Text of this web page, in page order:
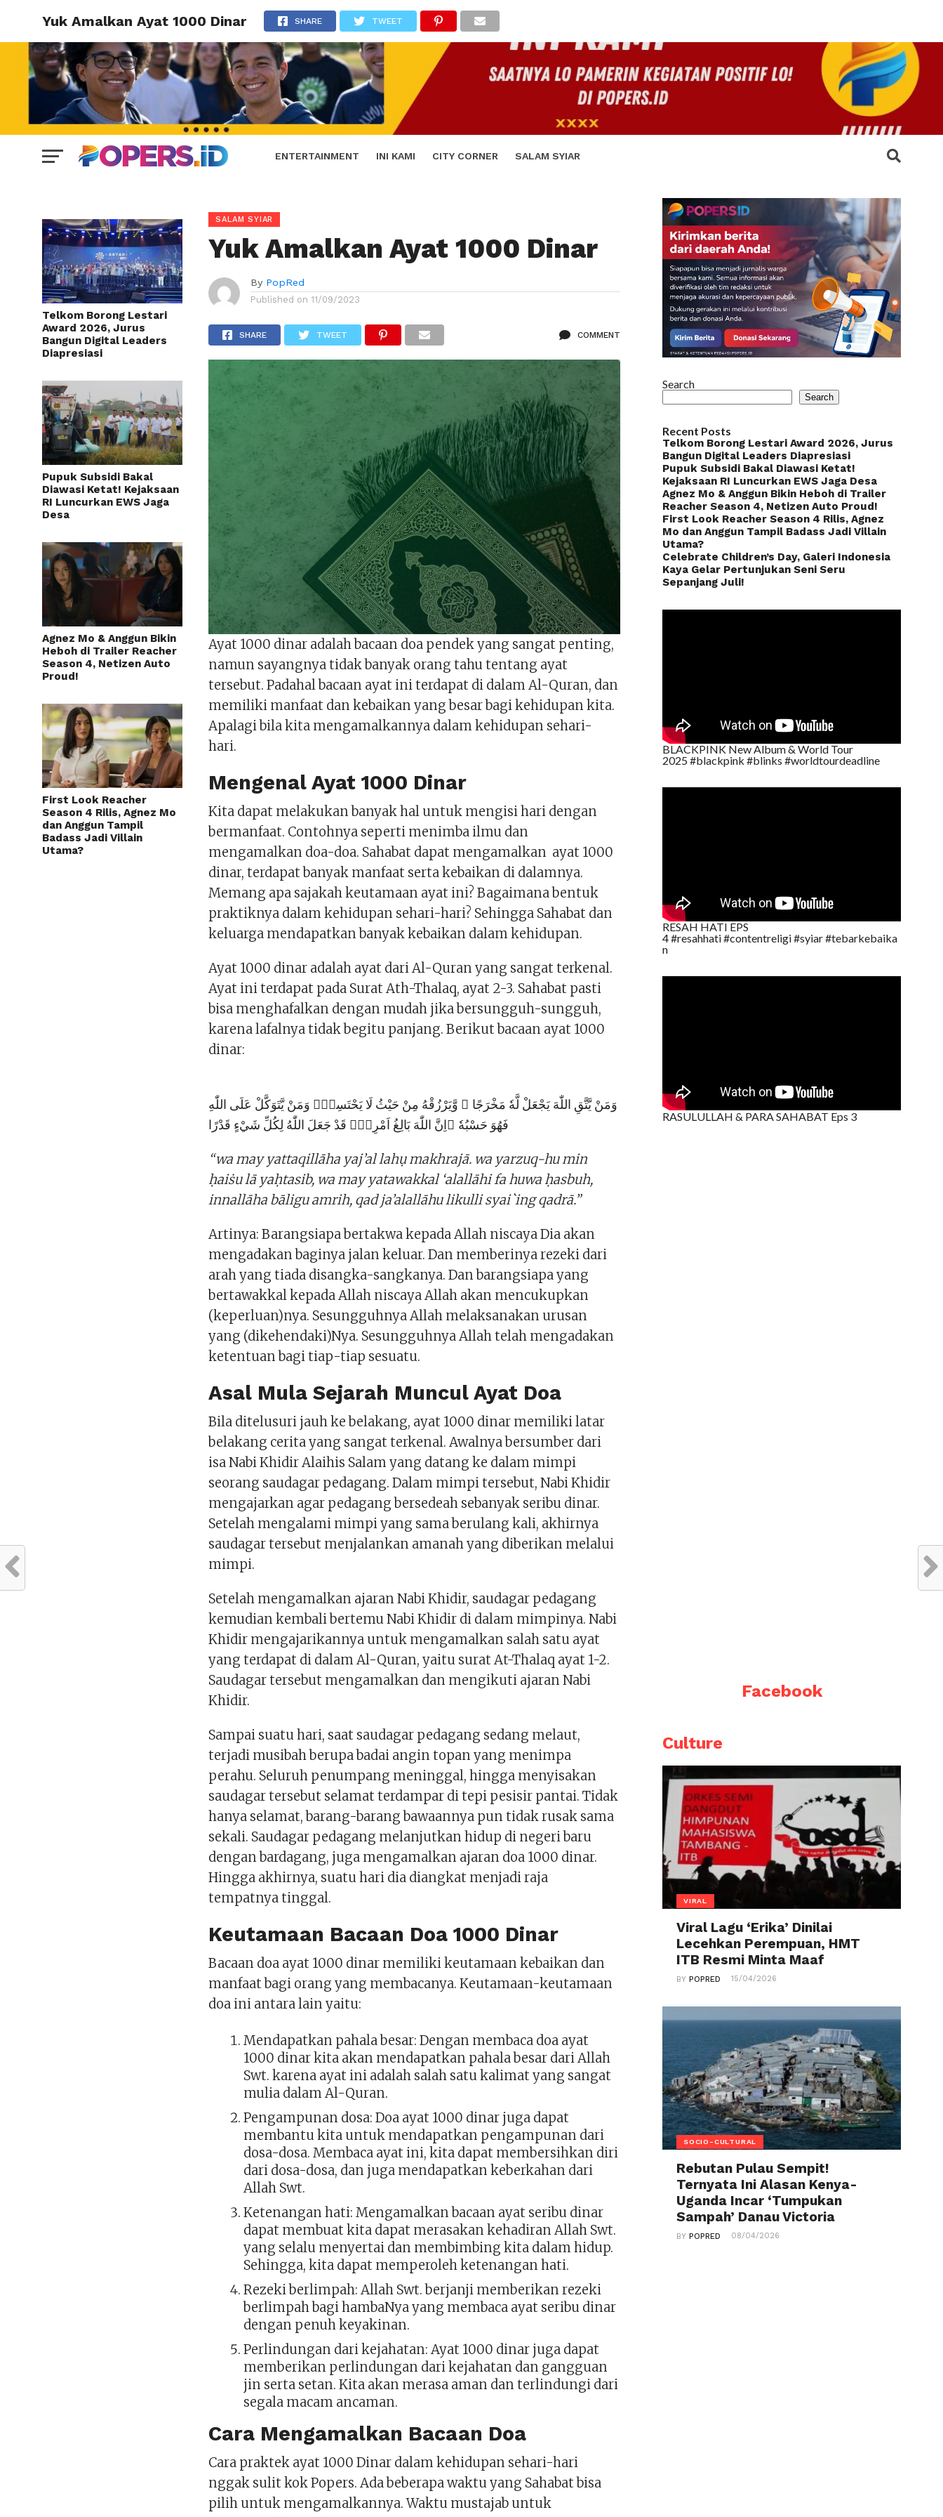
ENTERTAINMENT INI KAMI CITY CORNER SALAM SYIAR
Yuk Amalkan Ayat 1000 Dinar SHARE TWEET
Telkom Borong Lestari
Award 2026, Jurus
Bangun Digital Leaders
Diapresiasi
Pupuk Subsidi Bakal
Diawasi Ketat! Kejaksaan
RI Luncurkan EWS Jaga
Desa
Agnez Mo & Anggun Bikin
Heboh di Trailer Reacher
Season 4, Netizen Auto
Proud!
First Look Reacher
Season 4 Rilis, Agnez Mo
dan Anggun Tampil
Badass Jadi Villain
Utama?
SALAM SYIAR
Yuk Amalkan Ayat 1000 Dinar
By PopRed
Published on 11/09/2023
SHARE TWEET COMMENT
Ayat 1000 dinar adalah bacaan doa pendek yang sangat penting,
namun sayangnya tidak banyak orang tahu tentang ayat
tersebut. Padahal bacaan ayat ini terdapat di dalam Al-Quran, dan
memiliki manfaat dan kebaikan yang besar bagi kehidupan kita.
Apalagi bila kita mengamalkannya dalam kehidupan sehari-
hari.
Mengenal Ayat 1000 Dinar
Kita dapat melakukan banyak hal untuk mengisi hari dengan
bermanfaat. Contohnya seperti menimba ilmu dan
mengamalkan doa-doa. Sahabat dapat mengamalkan ayat 1000
dinar, terdapat banyak manfaat serta kebaikan di dalamnya.
Memang apa sajakah keutamaan ayat ini? Bagaimana bentuk
praktiknya dalam kehidupan sehari-hari? Sehingga Sahabat dan
keluarga mendapatkan banyak kebaikan dalam kehidupan.
Ayat 1000 dinar adalah ayat dari Al-Quran yang sangat terkenal.
Ayat ini terdapat pada Surat Ath-Thalaq, ayat 2-3. Sahabat pasti
bisa menghafalkan dengan mudah jika bersungguh-sungguh,
karena lafalnya tidak begitu panjang. Berikut bacaan ayat 1000
dinar:
وَمَنْ يَّتَّقِ اللّٰهَ يَجْعَلْ لَّهٗ مَخْرَجًا ۙ وَّيَرْزُقْهُ مِنْ حَيْثُ لَا يَحْتَسِبُۗ وَمَنْ يَّتَوَكَّلْ عَلَى اللّٰهِ
فَهُوَ حَسْبُهٗ ۗاِنَّ اللّٰهَ بَالِغُ اَمْرِهٖۗ قَدْ جَعَلَ اللّٰهُ لِكُلِّ شَيْءٍ قَدْرًا
“wa may yattaqillāha yaj’al lahụ makhrajā. wa yarzuq-hu min
ḥaiṡu lā yaḥtasib, wa may yatawakkal ‘alallāhi fa huwa ḥasbuh,
innallāha bāligu amrih, qad ja’alallāhu likulli syai`ing qadrā.”
Artinya: Barangsiapa bertakwa kepada Allah niscaya Dia akan
mengadakan baginya jalan keluar. Dan memberinya rezeki dari
arah yang tiada disangka-sangkanya. Dan barangsiapa yang
bertawakkal kepada Allah niscaya Allah akan mencukupkan
(keperluan)nya. Sesungguhnya Allah melaksanakan urusan
yang (dikehendaki)Nya. Sesungguhnya Allah telah mengadakan
ketentuan bagi tiap-tiap sesuatu.
Asal Mula Sejarah Muncul Ayat Doa
Bila ditelusuri jauh ke belakang, ayat 1000 dinar memiliki latar
belakang cerita yang sangat terkenal. Awalnya bersumber dari
isa Nabi Khidir Alaihis Salam yang datang ke dalam mimpi
seorang saudagar pedagang. Dalam mimpi tersebut, Nabi Khidir
mengajarkan agar pedagang bersedeah sebanyak seribu dinar.
Setelah mengalami mimpi yang sama berulang kali, akhirnya
saudagar tersebut menjalankan amanah yang diberikan melalui
mimpi.
Setelah mengamalkan ajaran Nabi Khidir, saudagar pedagang
kemudian kembali bertemu Nabi Khidir di dalam mimpinya. Nabi
Khidir mengajarikannya untuk mengamalkan salah satu ayat
yang terdapat di dalam Al-Quran, yaitu surat At-Thalaq ayat 1-2.
Saudagar tersebut mengamalkan dan mengikuti ajaran Nabi
Khidir.
Sampai suatu hari, saat saudagar pedagang sedang melaut,
terjadi musibah berupa badai angin topan yang menimpa
perahu. Seluruh penumpang meninggal, hingga menyisakan
saudagar tersebut selamat terdampar di tepi pesisir pantai. Tidak
hanya selamat, barang-barang bawaannya pun tidak rusak sama
sekali. Saudagar pedagang melanjutkan hidup di negeri baru
dengan bardagang, juga mengamalkan ajaran doa 1000 dinar.
Hingga akhirnya, suatu hari dia diangkat menjadi raja
tempatnya tinggal.
Keutamaan Bacaan Doa 1000 Dinar
Bacaan doa ayat 1000 dinar memiliki keutamaan kebaikan dan
manfaat bagi orang yang membacanya. Keutamaan-keutamaan
doa ini antara lain yaitu:
Mendapatkan pahala besar: Dengan membaca doa ayat
1000 dinar kita akan mendapatkan pahala besar dari Allah
Swt. karena ayat ini adalah salah satu kalimat yang sangat
mulia dalam Al-Quran.
Pengampunan dosa: Doa ayat 1000 dinar juga dapat
membantu kita untuk mendapatkan pengampunan dari
dosa-dosa. Membaca ayat ini, kita dapat membersihkan diri
dari dosa-dosa, dan juga mendapatkan keberkahan dari
Allah Swt.
Ketenangan hati: Mengamalkan bacaan ayat seribu dinar
dapat membuat kita dapat merasakan kehadiran Allah Swt.
yang selalu menyertai dan membimbing kita dalam hidup.
Sehingga, kita dapat memperoleh ketenangan hati.
Rezeki berlimpah: Allah Swt. berjanji memberikan rezeki
berlimpah bagi hambaNya yang membaca ayat seribu dinar
dengan penuh keyakinan.
Perlindungan dari kejahatan: Ayat 1000 dinar juga dapat
memberikan perlindungan dari kejahatan dan gangguan
jin serta setan. Kita akan merasa aman dan terlindungi dari
segala macam ancaman.
Cara Mengamalkan Bacaan Doa
Cara praktek ayat 1000 Dinar dalam kehidupan sehari-hari
nggak sulit kok Popers. Ada beberapa waktu yang Sahabat bisa
pilih untuk mengamalkannya. Waktu mustajab untuk
Search
Search
Recent Posts
Telkom Borong Lestari Award 2026, Jurus
Bangun Digital Leaders Diapresiasi
Pupuk Subsidi Bakal Diawasi Ketat!
Kejaksaan RI Luncurkan EWS Jaga Desa
Agnez Mo & Anggun Bikin Heboh di Trailer
Reacher Season 4, Netizen Auto Proud!
First Look Reacher Season 4 Rilis, Agnez
Mo dan Anggun Tampil Badass Jadi Villain
Utama?
Celebrate Children’s Day, Galeri Indonesia
Kaya Gelar Pertunjukan Seni Seru
Sepanjang Juli!
BLACKPINK New Album & World Tour
2025 #blackpink #blinks #worldtourdeadline
RESAH HATI EPS
4 #resahhati #contentreligi #syiar #tebarkebaika
n
RASULULLAH & PARA SAHABAT Eps 3
Facebook
Culture
VIRAL
Viral Lagu ‘Erika’ Dinilai
Lecehkan Perempuan, HMT
ITB Resmi Minta Maaf
BYPOPRED 15/04/2026
SOCIO-CULTURAL
Rebutan Pulau Sempit!
Ternyata Ini Alasan Kenya-
Uganda Incar ‘Tumpukan
Sampah’ Danau Victoria
BYPOPRED 08/04/2026